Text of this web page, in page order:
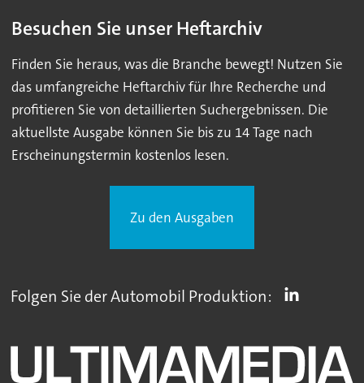
Besuchen Sie unser Heftarchiv
Finden Sie heraus, was die Branche bewegt! Nutzen Sie
das umfangreiche Heftarchiv für Ihre Recherche und
profitieren Sie von detaillierten Suchergebnissen. Die
aktuellste Ausgabe können Sie bis zu 14 Tage nach
Erscheinungstermin kostenlos lesen.
Zu den Ausgaben
Folgen Sie der Automobil Produktion: